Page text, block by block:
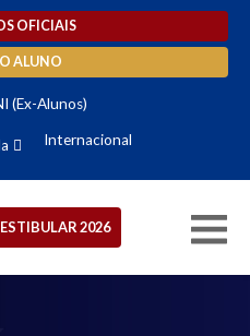
OFICIAIS
ALUNO
(Ex-Alunos)
Internacional
2026